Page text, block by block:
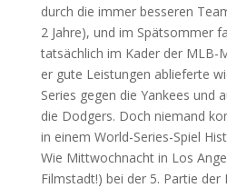
durch die immer besseren
2 Jahre), und im Spätsommer
tatsächlich im Kader der MLB-
er gute Leistungen ablieferte
Series gegen die Yankees und
die Dodgers. Doch niemand
in einem World-Series-Spiel
Wie Mittwochnacht in Los
Filmstadt!) bei der 5. Partie der